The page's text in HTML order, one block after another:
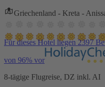
Griechenland - Kreta -
Für dieses Hotel liegen 2397
von 96% vor
8-tägige Flugreise, DZ inkl. AI